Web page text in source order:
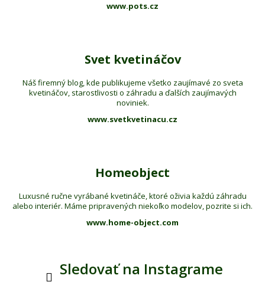
www.pots.cz
Svet kvetináčov
Náš firemný blog, kde publikujeme všetko zaujímavé zo sveta
kvetináčov, starostlivosti o záhradu a ďalších zaujímavých
noviniek.
www.svetkvetinacu.cz
Homeobject
Luxusné ručne vyrábané kvetináče, ktoré oživia každú záhradu
alebo interiér. Máme pripravených niekoľko modelov, pozrite si ich.
www.home-object.com
Sledovať na Instagrame